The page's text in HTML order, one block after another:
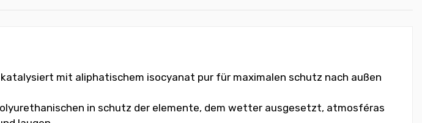
mit aliphatischem isocyanat pur für maximalen schutz nach außen
in schutz der elemente, dem wetter ausgesetzt, atmosféras